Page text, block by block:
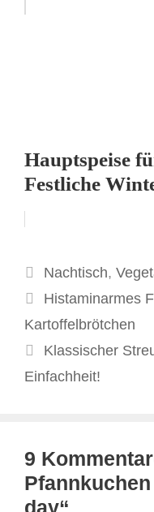
Hauptspeise
Festliche
Kategorien
Nachtisch,
Histaminarmes
Kartoffelbrötchen
Klassischer
Einfachheit!
9
day“